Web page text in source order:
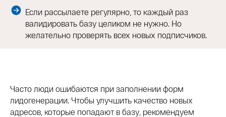
Если рассылаете регулярно, то каждый раз
валидировать базу целиком не нужно. Но
желательно проверять всех новых подписчиков.
Часто люди ошибаются при заполнении форм
лидогенерации. Чтобы улучшить качество новых
адресов, которые попадают в базу, рекомендуем